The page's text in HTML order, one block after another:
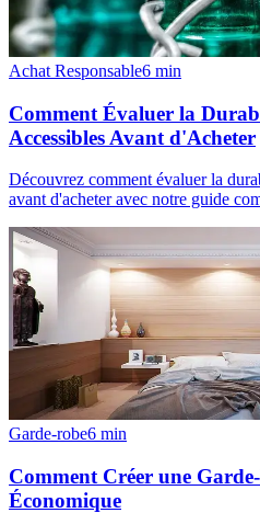
Achat Responsable6 min
Comment Évaluer la
Accessibles Avant d'Acheter
Découvrez comment évaluer la
avant d'acheter avec notre guide
Garde-robe6 min
Comment Créer une
Économique